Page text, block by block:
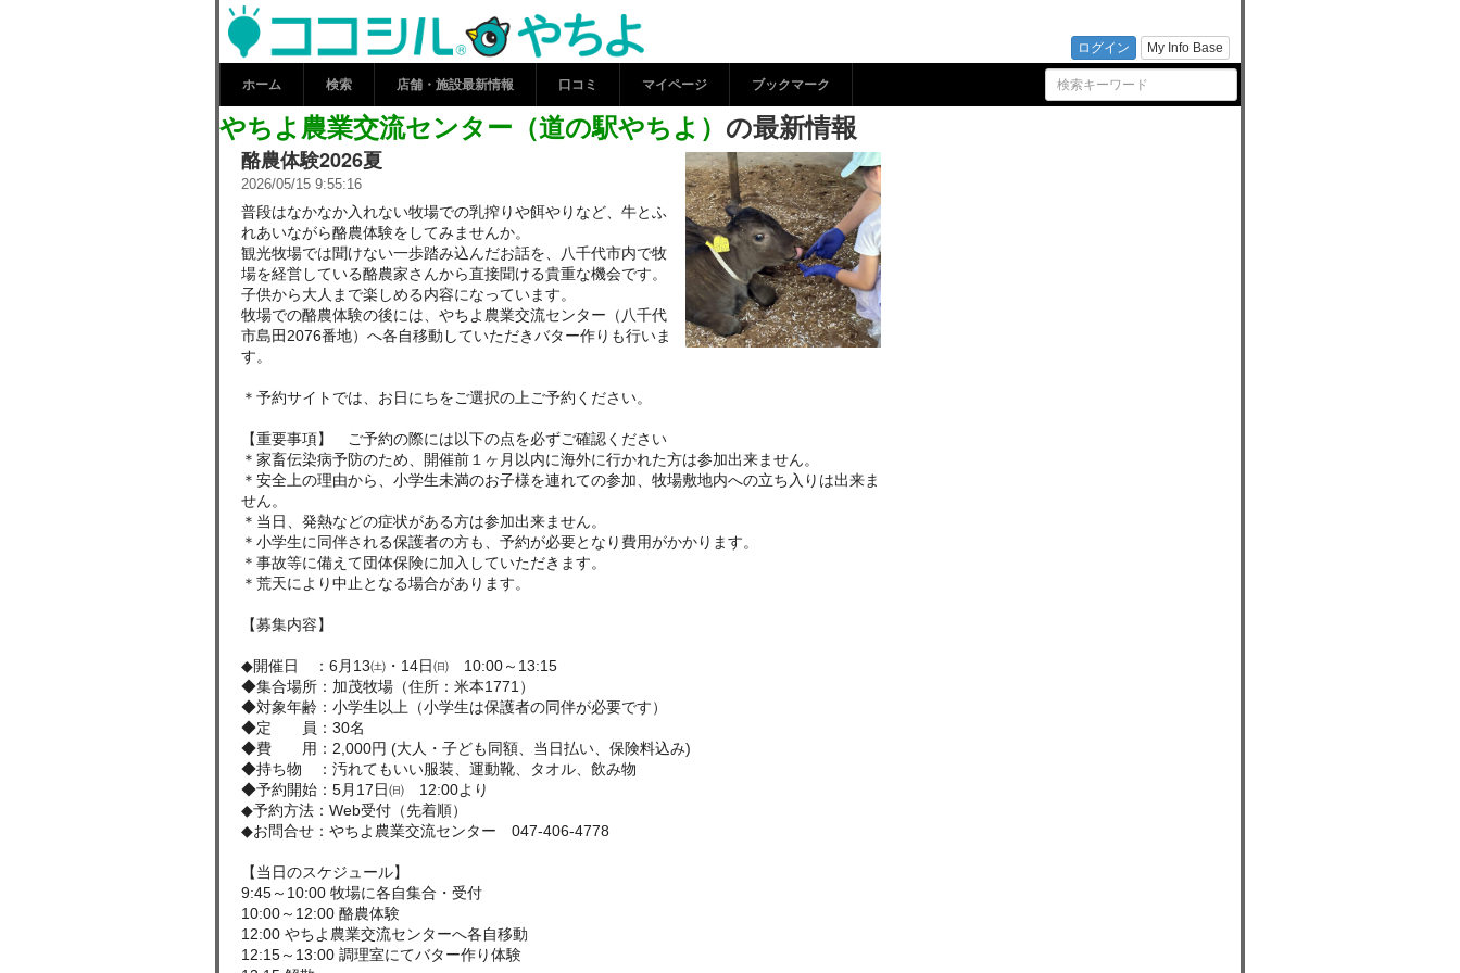
ログイン My Info Base
やちよ農業交流センター（道の駅やちよ）の最
新情報 | ココシルやちよ
ホーム 検索 店舗・施設最新情報 口コミ マイページ ブックマーク
やちよ農業交流センター（道の駅やちよ） の最新情報
酪農体験2026夏
2026/05/15 9:55:16
普段はなかなか入れない牧場での乳搾りや餌やりなど、牛とふ
れあいながら酪農体験をしてみませんか。
観光牧場では聞けない一歩踏み込んだお話を、八千代市内で牧
場を経営している酪農家さんから直接聞ける貴重な機会です。
子供から大人まで楽しめる内容になっています。
牧場での酪農体験の後には、やちよ農業交流センター（八千代
市島田2076番地）へ各自移動していただきバター作りも行いま
す。
＊予約サイトでは、お日にちをご選択の上ご予約ください。
【重要事項】 ご予約の際には以下の点を必ずご確認ください
＊家畜伝染病予防のため、開催前１ヶ月以内に海外に行かれた方は参加出来ません。
＊安全上の理由から、小学生未満のお子様を連れての参加、牧場敷地内への立ち入りは出来ま
せん。
＊当日、発熱などの症状がある方は参加出来ません。
＊小学生に同伴される保護者の方も、予約が必要となり費用がかかります。
＊事故等に備えて団体保険に加入していただきます。
＊荒天により中止となる場合があります。
【募集内容】
◆開催日 ：6月13㈯・14日㈰ 10:00～13:15
◆集合場所：加茂牧場（住所：米本1771）
◆対象年齢：小学生以上（小学生は保護者の同伴が必要です）
◆定 員：30名
◆費 用：2,000円 (大人・子ども同額、当日払い、保険料込み)
◆持ち物 ：汚れてもいい服装、運動靴、タオル、飲み物
◆予約開始：5月17日㈰ 12:00より
◆予約方法：Web受付（先着順）
◆お問合せ：やちよ農業交流センター 047-406-4778
【当日のスケジュール】
9:45～10:00 牧場に各自集合・受付
10:00～12:00 酪農体験
12:00 やちよ農業交流センターへ各自移動
12:15～13:00 調理室にてバター作り体験